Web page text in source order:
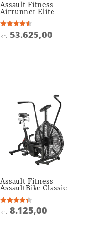
Assault Fitness
Airrunner Elite
Vurderet
4.5
kr. 53.625,00
Assault Fitness
AssaultBike Classic
Vurderet
4.4
kr. 8.125,00